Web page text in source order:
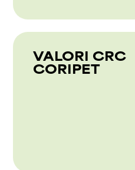
VALORI CRC
CORIPET